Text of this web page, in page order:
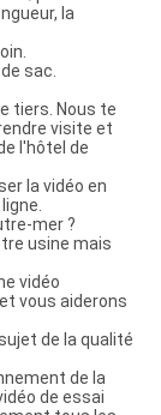
la
sac.
tiers. Nous te
visite et
l'hôtel de
la vidéo en
mer ?
usine mais
vidéo
vous aiderons
de la qualité
de la
de essai